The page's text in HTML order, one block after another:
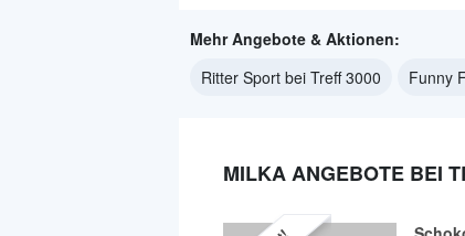
Mehr Angebote & Aktionen:
Ritter Sport bei Treff 3000
Funny
MILKA ANGEBOTE BEI